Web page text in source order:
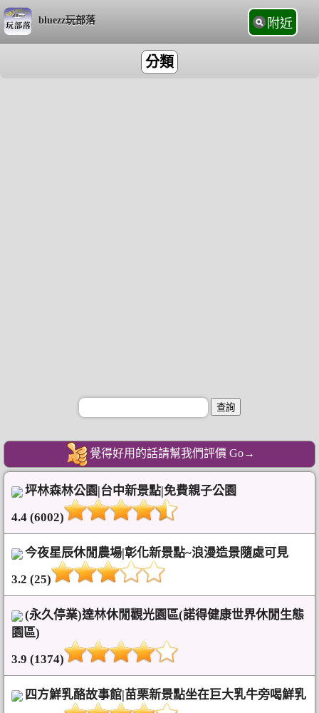
bluezz玩部落 附近
分類
覺得好用的話請幫我們評價 Go→
坪林森林公園|台中新景點|免費親子公園
4.4 (6002)
今夜星辰休閒農場|彰化新景點~浪漫造景隨處可見
3.2 (25)
(永久停業)達林休閒觀光園區(諾得健康世界休閒生態
園區)
3.9 (1374)
四方鮮乳酪故事館|苗栗新景點坐在巨大乳牛旁喝鮮乳